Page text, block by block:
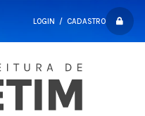
LOGIN / CADASTRO